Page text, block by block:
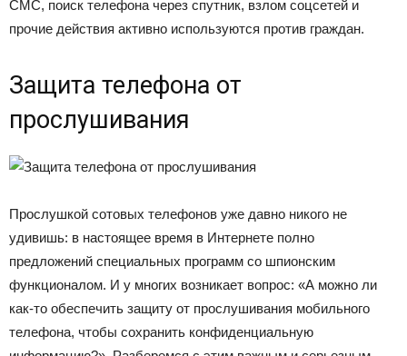
СМС, поиск телефона через спутник, взлом соцсетей и
прочие действия активно используются против граждан.
Защита телефона от
прослушивания
Прослушкой сотовых телефонов уже давно никого не
удивишь: в настоящее время в Интернете полно
предложений специальных программ со шпионским
функционалом. И у многих возникает вопрос: «А можно ли
как-то обеспечить защиту от прослушивания мобильного
телефона, чтобы сохранить конфиденциальную